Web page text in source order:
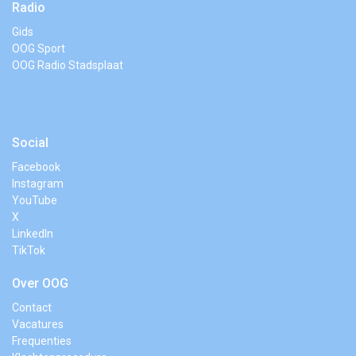
Radio
Gids
OOG Sport
OOG Radio Stadsplaat
Social
Facebook
Instagram
YouTube
X
LinkedIn
TikTok
Over OOG
Contact
Vacatures
Frequenties